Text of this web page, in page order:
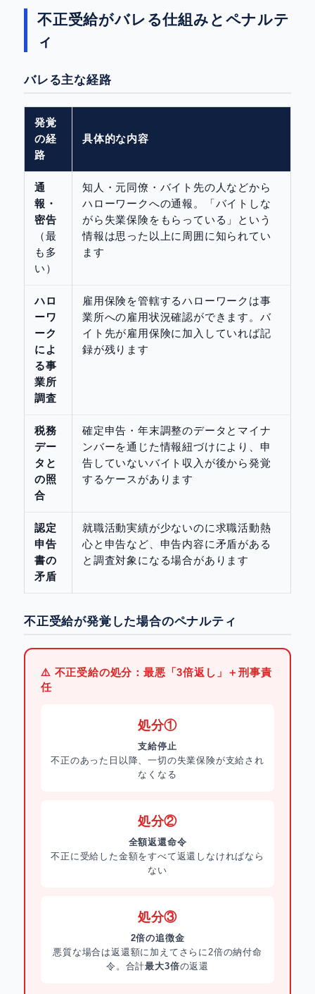
不正受給がバレる仕組みとペナルテ
ィ
バレる主な経路
発覚
の経
路
具体的な内容
通
報・
密告
（最
も多
い）
知人・元同僚・バイト先の人などから
ハローワークへの通報。「バイトしな
がら失業保険をもらっている」という
情報は思った以上に周囲に知られてい
ます
ハロ
ーワ
ーク
によ
る事
業所
調査
雇用保険を管轄するハローワークは事
業所への雇用状況確認ができます。バ
イト先が雇用保険に加入していれば記
録が残ります
税務
デー
タと
の照
合
確定申告・年末調整のデータとマイナ
ンバーを通じた情報紐づけにより、申
告していないバイト収入が後から発覚
するケースがあります
認定
申告
書の
矛盾
就職活動実績が少ないのに求職活動熱
心と申告など、申告内容に矛盾がある
と調査対象になる場合があります
不正受給が発覚した場合のペナルティ
⚠️ 不正受給の処分：最悪「3倍返し」＋刑事責
任
処分①
支給停止
不正のあった日以降、一切の失業保険が支給され
なくなる
処分②
全額返還命令
不正に受給した金額をすべて返還しなければなら
ない
処分③
2倍の追徴金
悪質な場合は返還額に加えてさらに2倍の納付命
令。合計最大3倍の返還